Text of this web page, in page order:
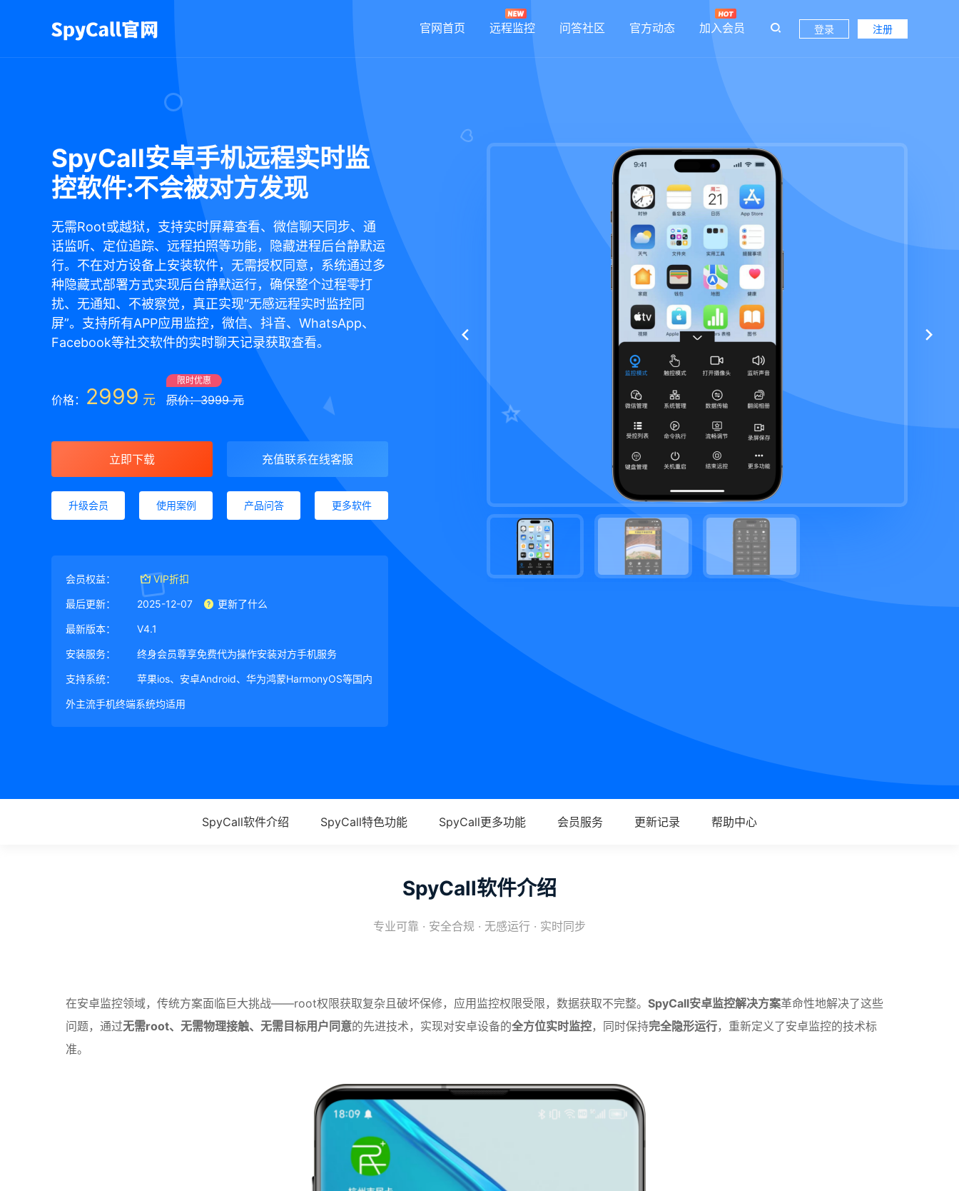
官网首页 远程监控 问答社区 官方动态 加入会员 登录 注册
SpyCall安卓手机远程实时监
控软件:不会被对方发现
无需Root或越狱，支持实时屏幕查看、微信聊天同步、通
话监听、定位追踪、远程拍照等功能，隐藏进程后台静默运
行。不在对方设备上安装软件，无需授权同意，系统通过多
种隐藏式部署方式实现后台静默运行，确保整个过程零打
扰、无通知、不被察觉，真正实现“无感远程实时监控同
屏”。支持所有APP应用监控，微信、抖音、WhatsApp、
Facebook等社交软件的实时聊天记录获取查看。
价格： 2999 元
限时优惠
原价：3999 元
立即下载 充值联系在线客服
升级会员 使用案例 产品问答 更多软件
会员权益： VIP折扣
最后更新： 2025-12-07 更新了什么
最新版本： V4.1
安装服务： 终身会员尊享免费代为操作安装对方手机服务
支持系统： 苹果ios、安卓Android、华为鸿蒙HarmonyOS等国内
外主流手机终端系统均适用
SpyCall软件介绍 SpyCall特色功能 SpyCall更多功能 会员服务 更新记录 帮助中心
SpyCall软件介绍
专业可靠 · 安全合规 · 无感运行 · 实时同步
在安卓监控领域，传统方案面临巨大挑战——root权限获取复杂且破坏保修，应用监控权限受限，数据获取不完整。 SpyCall安卓监控解决方案革命性地解决了这些
问题，通过无需root、无需物理接触、无需目标用户同意的先进技术，实现对安卓设备的全方位实时监控，同时保持完全隐形运行，重新定义了安卓监控的技术标
准。